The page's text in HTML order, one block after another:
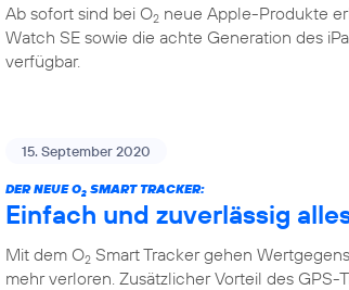
Ab sofort sind bei O2 neue Apple-Produkte
Watch SE sowie die achte Generation des
verfügbar.
15. September 2020
DER NEUE O2 SMART TRACKER:
Einfach und zuverlässig
Mit dem O2 Smart Tracker gehen
mehr verloren. Zusätzlicher Vorteil des GPS-